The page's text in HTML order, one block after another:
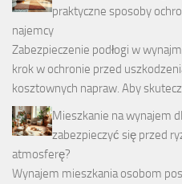
praktyczne sposoby
najemcy
Zabezpieczenie podłogi w
krok w ochronie przed
kosztownych napraw. Aby
Mieszkanie na wynajem
zabezpieczyć się przed
atmosferę?
Wynajem mieszkania osobom